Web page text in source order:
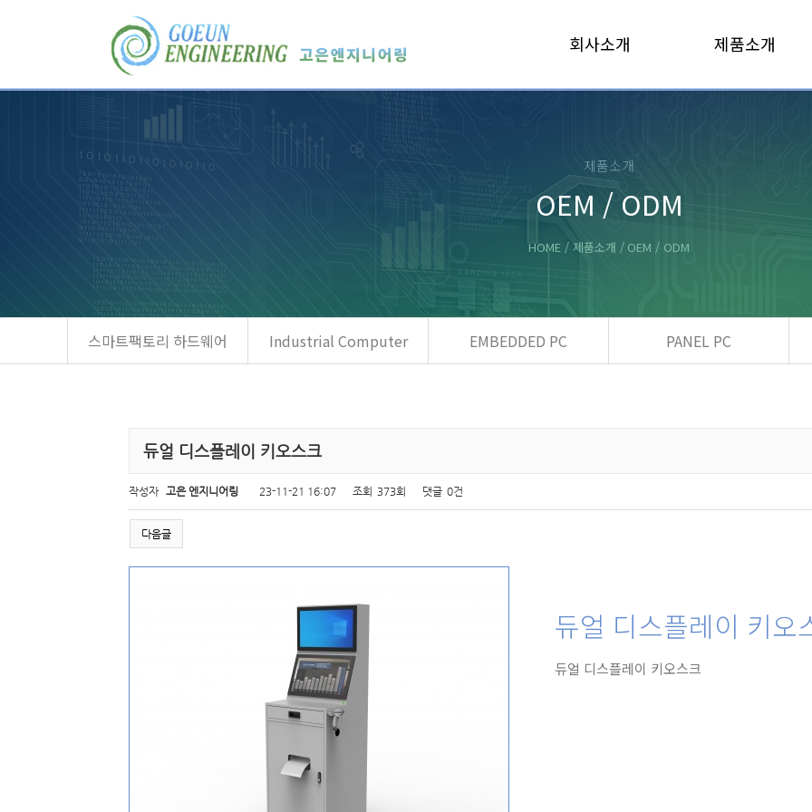
가
바
회사소개 제품소개
제품소개
OEM / ODM
HOME / 제품소개 / OEM / ODM
스마트팩토리 하드웨어 Industrial Computer EMBEDDED PC PANEL PC
듀얼 디스플레이 키오스크
작성자 고은 엔지니어링 23-11-21 16:07 조회 373회 댓글 0건
다음글
듀얼 디스플레이 키오
듀얼 디스플레이 키오스크